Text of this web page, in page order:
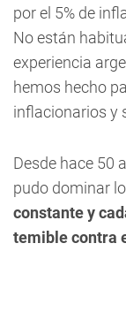
por el 5% de
No están
experiencia
hemos hecho
inflacionarios y
Desde hace 50
pudo dominar
constante y
temible contra